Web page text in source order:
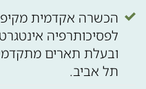
הכשרה אקדמית
לפסיכותרפיה
תל אביב.